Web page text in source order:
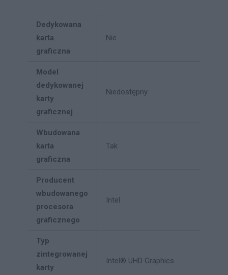
Dedykowana
karta
graficzna
Nie
Model
dedykowanej
karty
graficznej
Niedostępny
Wbudowana
karta
graficzna
Tak
Producent
wbudowanego
procesora
graficznego
Intel
Typ
zintegrowanej
karty
Intel® UHD Graphics